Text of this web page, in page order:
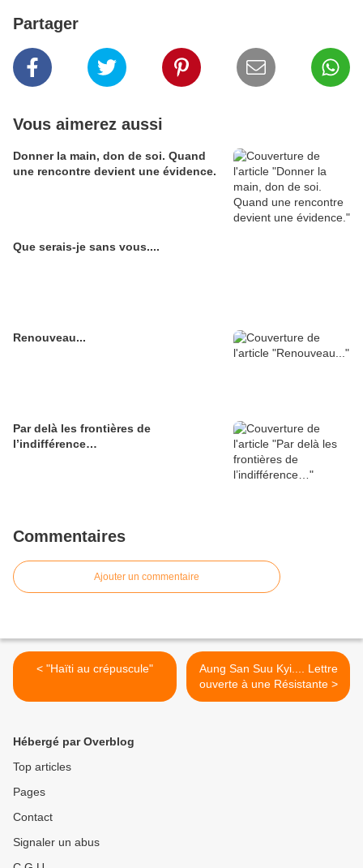
Partager
Vous aimerez aussi
Donner la main, don de soi. Quand
une rencontre devient une évidence.
Que serais-je sans vous....
Renouveau...
Par delà les frontières de
l’indifférence…
Commentaires
Ajouter un commentaire
< "Haïti au crépuscule"
Aung San Suu Kyi.... Lettre
ouverte à une Résistante >
Hébergé par Overblog
Top articles
Pages
Contact
Signaler un abus